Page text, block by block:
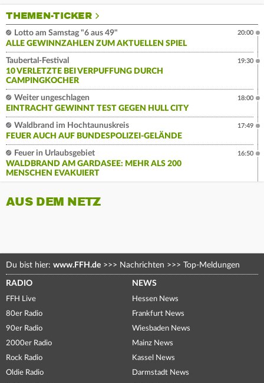
THEMEN-TICKER
Lotto am Samstag "6 aus 49"
ALLE GEWINNZAHLEN ZUM AKTUELLEN SPIEL
20:00
Taubertal-Festival
10 VERLETZTE BEI VERPUFFUNG DURCH
CAMPINGKOCHER
19:30
Weiter ungeschlagen
EINTRACHT GEWINNT TEST GEGEN HULL CITY
18:00
Waldbrand im Hochtaunuskreis
FEUER AUCH AUF BUNDESPOLIZEI-GELÄNDE
17:49
Feuer in Urlaubsgebiet
WALDBRAND AM GARDASEE: MEHR ALS 200
MENSCHEN EVAKUIERT
16:50
AUS DEM NETZ
Du bist hier: www.FFH.de >>> Nachrichten >>> Top-Meldungen
RADIO
FFH Live
80er Radio
90er Radio
2000er Radio
Rock Radio
Oldie Radio
NEWS
Hessen News
Frankfurt News
Wiesbaden News
Mainz News
Kassel News
Darmstadt News